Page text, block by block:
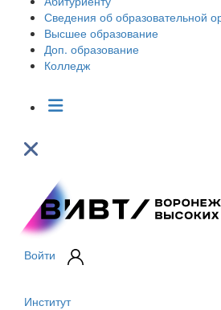
Сведения об образовательной
Высшее образование
Доп. образование
Колледж
Войти
Институт